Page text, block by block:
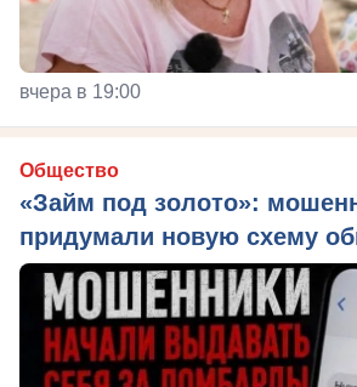
вчера в 19:00
Общество
«Займ под золото»:
придумали новую схему